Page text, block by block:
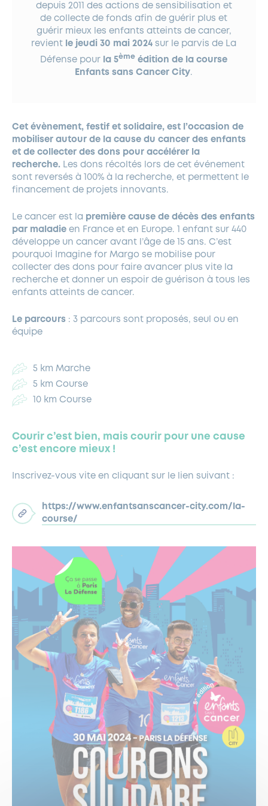
depuis 2011 des actions de sensibilisation et
de collecte de fonds afin de guérir plus et
guérir mieux les enfants atteints de cancer,
revient le jeudi 30 mai 2024 sur le parvis de La
Défense pour la 5ème édition de la course
Enfants sans Cancer City.
Cet évènement, festif et solidaire, est l’occasion de
mobiliser autour de la cause du cancer des enfants
et de collecter des dons pour accélérer la
recherche. Les dons récoltés lors de cet événement
sont reversés à 100% à la recherche, et permettent le
financement de projets innovants.
Le cancer est la première cause de décès des enfants
par maladie en France et en Europe. 1 enfant sur 440
développe un cancer avant l’âge de 15 ans. C’est
pourquoi Imagine for Margo se mobilise pour
collecter des dons pour faire avancer plus vite la
recherche et donner un espoir de guérison à tous les
enfants atteints de cancer.
Le parcours : 3 parcours sont proposés, seul ou en
équipe
5 km Marche
5 km Course
10 km Course
Courir c’est bien, mais courir pour une cause
c’est encore mieux !
Inscrivez-vous vite en cliquant sur le lien suivant :
https://www.enfantsanscancer-city.com/la-
course/